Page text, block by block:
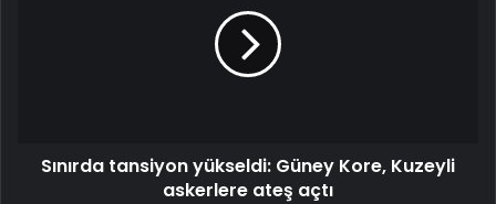
Sınırda tansiyon yükseldi: Güney Kore, Kuzeyli
askerlere ateş açtı